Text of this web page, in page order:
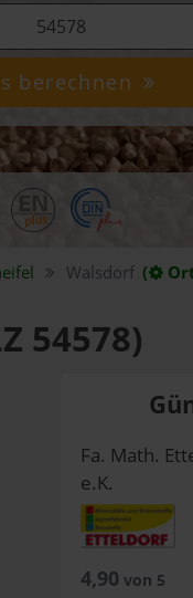
berechnen
Walsdorf (
54578)
Fa. Math.
e.K.
4,90 von 5